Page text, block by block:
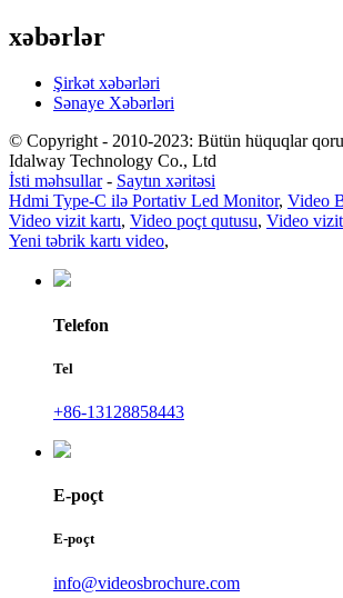
xəbərlər
Şirkət xəbərləri
Sənaye Xəbərləri
© Copyright - 2010-2023: Bütün hüquqlar
Idalway Technology Co., Ltd
İsti məhsullar- Saytın xəritəsi
Hdmi Type-C ilə Portativ Led Monitor, Video
Video vizit kartı, Video poçt qutusu, Video vizit
Yeni təbrik kartı video,
Telefon
Tel
+86-13128858443
E-poçt
E-poçt
info@videosbrochure.com